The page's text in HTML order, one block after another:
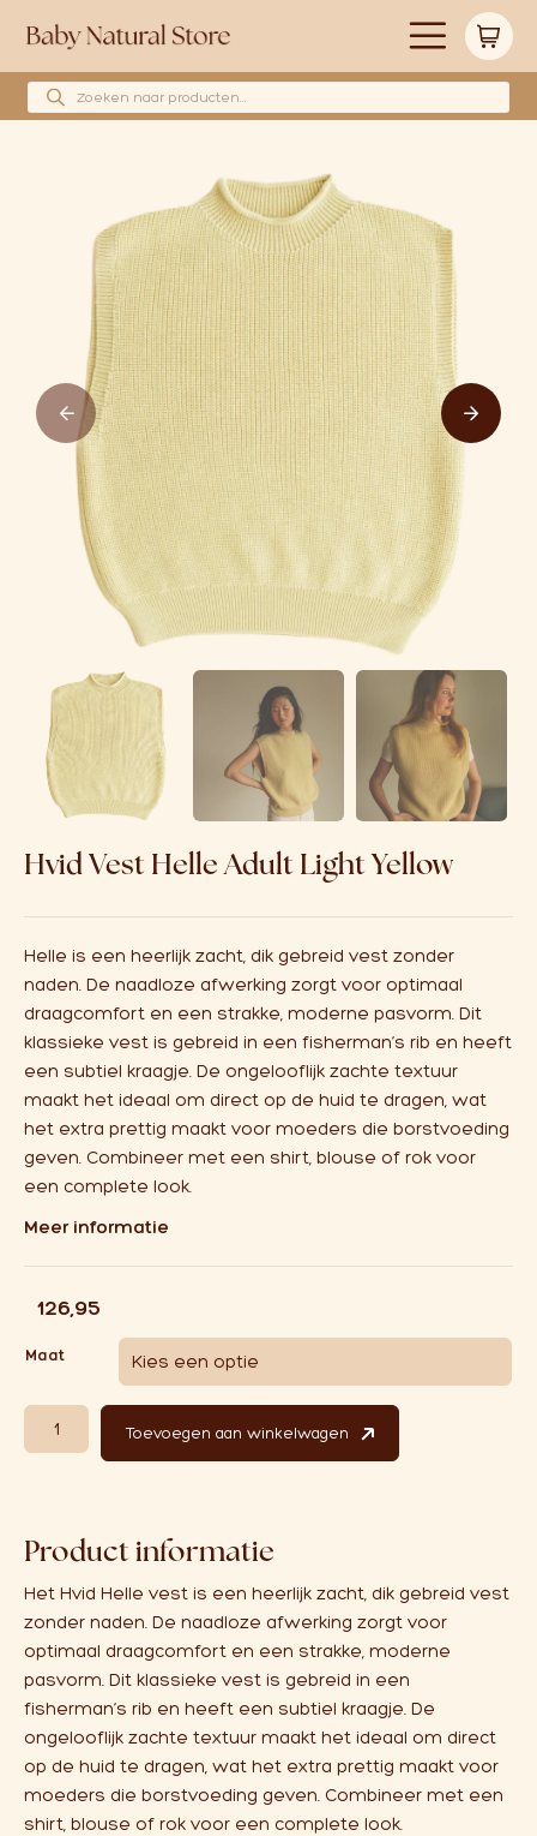
Producten zoeken
Babyshower cadeau’s
Wollen hoeslakens
Cadeaubonnen
Huidverzorging
Over ons
Hvid Vest Helle Adult Light Yellow
Helle is een heerlijk zacht, dik gebreid vest zonder
naden. De naadloze afwerking zorgt voor optimaal
draagcomfort en een strakke, moderne pasvorm. Dit
klassieke vest is gebreid in een fisherman’s rib en heeft
een subtiel kraagje. De ongelooflijk zachte textuur
maakt het ideaal om direct op de huid te dragen, wat
het extra prettig maakt voor moeders die borstvoeding
geven. Combineer met een shirt, blouse of rok voor
een complete look.
Meer informatie
126,95
Maat
Hvid Vest Helle Adult Light Yellow aantal
Toevoegen aan winkelwagen
Product informatie
Het Hvid Helle vest is een heerlijk zacht, dik gebreid vest
zonder naden. De naadloze afwerking zorgt voor
optimaal draagcomfort en een strakke, moderne
pasvorm. Dit klassieke vest is gebreid in een
fisherman’s rib en heeft een subtiel kraagje. De
ongelooflijk zachte textuur maakt het ideaal om direct
op de huid te dragen, wat het extra prettig maakt voor
moeders die borstvoeding geven. Combineer met een
shirt, blouse of rok voor een complete look.